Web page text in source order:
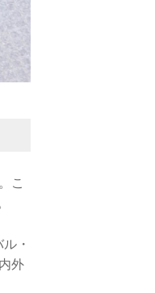
こ
・
外